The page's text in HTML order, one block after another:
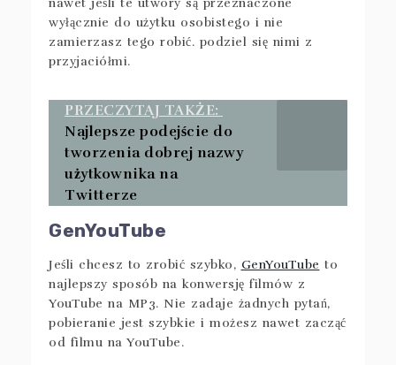
nawet jeśli te utwory są przeznaczone
wyłącznie do użytku osobistego i nie
zamierzasz tego robić. podziel się nimi z
przyjaciółmi.
PRZECZYTAJ TAKŻE:
Najlepsze podejście do
tworzenia dobrej nazwy
użytkownika na
Twitterze
GenYouTube
Jeśli chcesz to zrobić szybko, GenYouTube to
najlepszy sposób na konwersję filmów z
YouTube na MP3. Nie zadaje żadnych pytań,
pobieranie jest szybkie i możesz nawet zacząć
od filmu na YouTube.